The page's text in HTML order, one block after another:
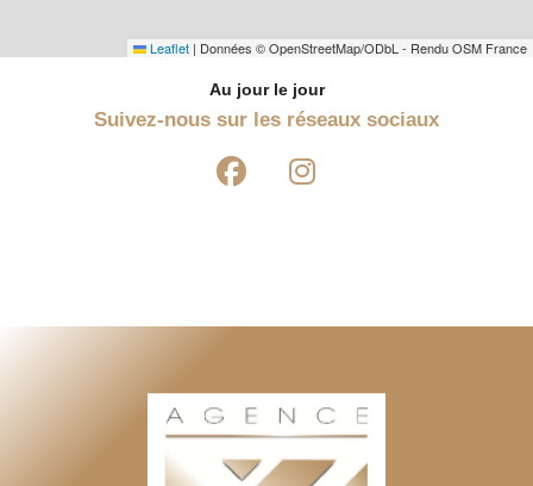
Leaflet | Données © OpenStreetMap/ODbL - Rendu OSM France
Au jour le jour
Suivez-nous sur les réseaux sociaux